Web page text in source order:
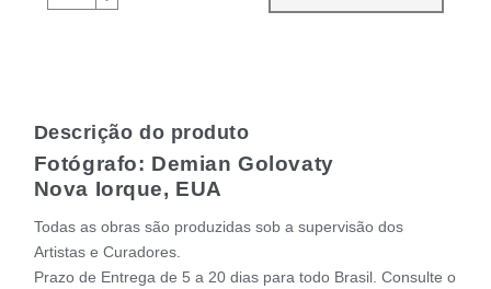
Descrição do produto
Fotógrafo: Demian Golovaty
Nova Iorque, EUA
Todas as obras são produzidas sob a supervisão dos
Artistas e Curadores.
Prazo de Entrega de 5 a 20 dias para todo Brasil. Consulte o